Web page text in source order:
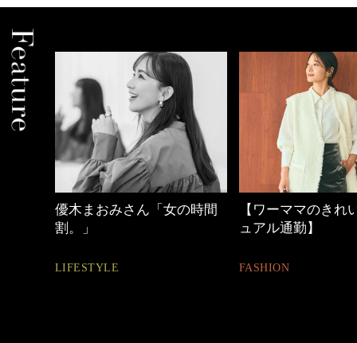
優木まおみさん「女の時間
割。」
LIFESTYLE
【ワーママのきれ
ュアル通勤】
FASHION